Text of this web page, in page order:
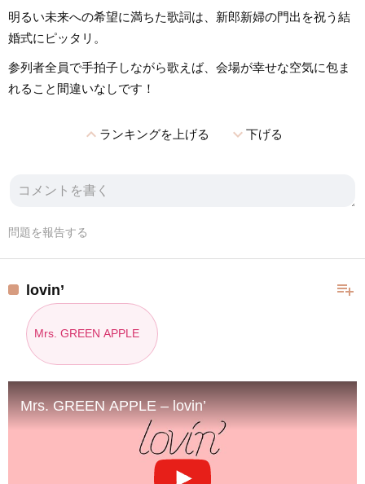
明るい未来への希望に満ちた歌詞は、新郎新婦の門出を祝う結
婚式にピッタリ。
参列者全員で手拍子しながら歌えば、会場が幸せな空気に包ま
れること間違いなしです！
expand_lessランキングを上げる expand_more下げる
問題を報告する
playlist_add
lovin’
Mrs. GREEN APPLE
Mrs. GREEN APPLE – lovin’